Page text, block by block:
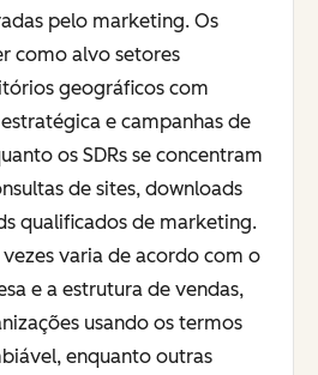
pelo marketing. Os
como alvo setores
geográficos com
e campanhas de
os SDRs se concentram
de sites, downloads
qualificados de marketing.
varia de acordo com o
e a estrutura de vendas,
usando os termos
enquanto outras